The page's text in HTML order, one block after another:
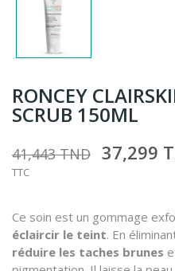
RONCEY
SCRUB 150ML
41,443 TND 37,299
TTC
Ce soin est un gommage
éclaircir le teint. En
réduire les taches brunes